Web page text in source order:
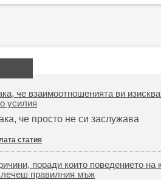
че взаимоотношенията ви
усилия
че просто не си заслужава
статия
поради които поведението на
правилния мъж